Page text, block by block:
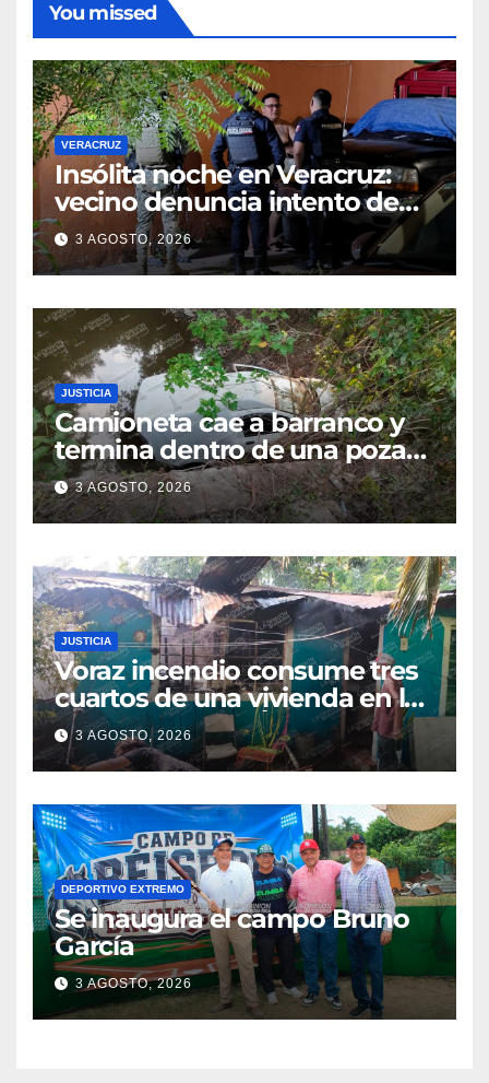
You missed
VERACRUZ
Insólita noche en Veracruz:
vecino denuncia intento de
cateo tras viralizar video
captado por cámaras de
seguridad
3 AGOSTO, 2026
JUSTICIA
Camioneta cae a barranco y
termina dentro de una poza
en Coatzintla; conductor sale
con golpes leves
3 AGOSTO, 2026
JUSTICIA
Voraz incendio consume tres
cuartos de una vivienda en la
colonia Manuel Ávila
Camacho
3 AGOSTO, 2026
DEPORTIVO EXTREMO
Se inaugura el campo Bruno
García
3 AGOSTO, 2026